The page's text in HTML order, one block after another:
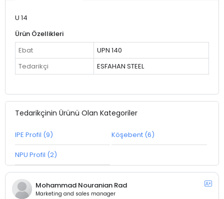
U 14
Ürün Özellikleri
Ebat
UPN 140
Tedarikçi
ESFAHAN STEEL
Tedarikçinin Ürünü Olan Kategoriler
IPE Profil (9) Köşebent (6)
NPU Profil (2)
Mohammad Nouranian Rad
Marketing and sales manager